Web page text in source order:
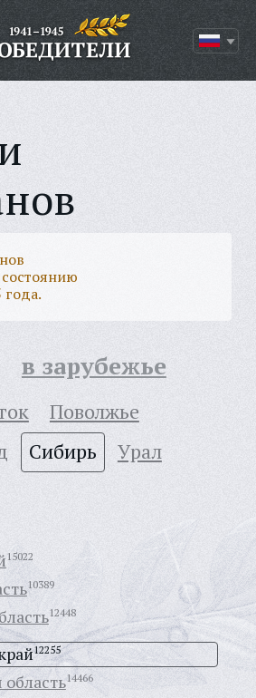
года.
в зарубежье
Поволжье
Сибирь
Урал
15022
10389
12448
12255
14466